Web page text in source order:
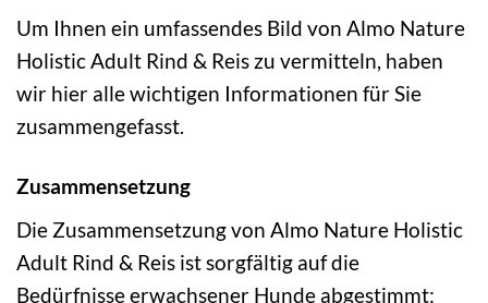
Um Ihnen ein umfassendes Bild von Almo Nature
Holistic Adult Rind & Reis zu vermitteln, haben
wir hier alle wichtigen Informationen für Sie
zusammengefasst.
Zusammensetzung
Die Zusammensetzung von Almo Nature Holistic
Adult Rind & Reis ist sorgfältig auf die
Bedürfnisse erwachsener Hunde abgestimmt: